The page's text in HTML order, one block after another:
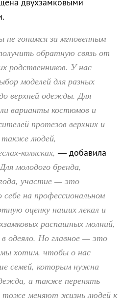
гонимся за мгновенным
обратную связь от
родственников. У нас
моделей для разных
верхней одежды. Для
варианты костюмов и
протезов верхних и
также людей,
колясках, — добавила
молодого бренда,
участие — это
на профессиональном
оценку наших лекал и
распашных молний,
одеяло. Но главное — это
хотим, чтобы о нас
семей, которым нужна
а также перенять
тоже меняют жизнь людей к